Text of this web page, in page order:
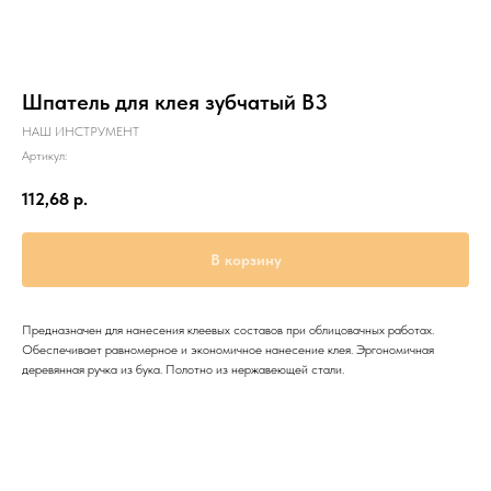
Шпатель для клея зубчатый B3
НАШ ИНСТРУМЕНТ
Артикул:
112,68 р.
В корзину
Предназначен для нанесения клеевых составов при облицовачных работах.
Обеспечивает равномерное и экономичное нанесение клея. Эргономичная
деревянная ручка из бука. Полотно из нержавеющей стали.